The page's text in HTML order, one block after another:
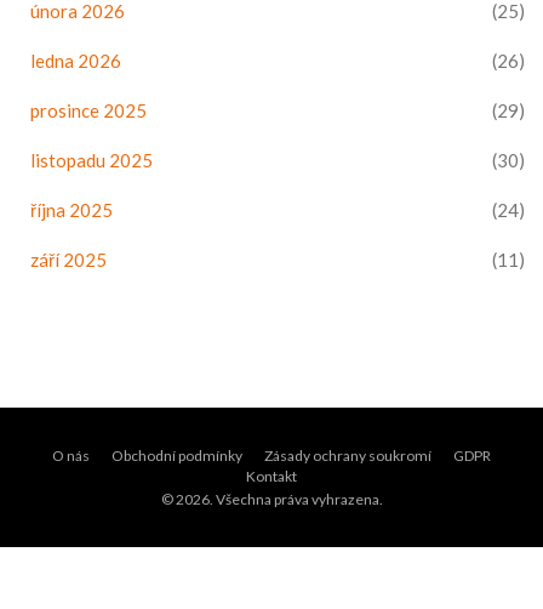
února 2026 (25)
ledna 2026 (26)
prosince 2025 (29)
listopadu 2025 (30)
října 2025 (24)
září 2025 (11)
O nás Obchodní podmínky Zásady ochrany soukromí
GDPR
Kontakt
© 2026. Všechna práva vyhrazena.